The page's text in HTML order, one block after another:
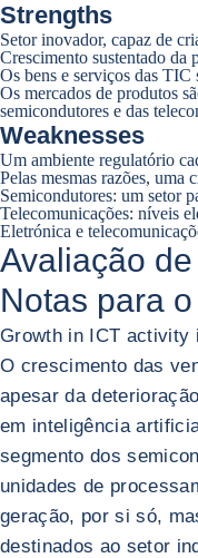
Strengths
Setor inovador, capaz de
Crescimento sustentado da
Os bens e serviços das TIC
Os mercados de produtos
semicondutores e das
Weaknesses
Um ambiente regulatório
Pelas mesmas razões, uma
Semicondutores: um setor
Telecomunicações: níveis
Eletrónica e
Avaliação
Notas para
Growth in ICT activity
O crescimento das
apesar da
em inteligência
segmento dos
unidades de
geração, por si só,
destinados ao setor